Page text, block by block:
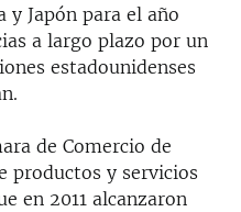
y Japón para el año
a largo plazo por un
estadounidenses
de Comercio de
productos y servicios
en 2011 alcanzaron